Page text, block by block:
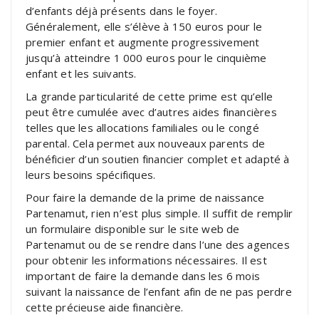
d’enfants déjà présents dans le foyer.
Généralement, elle s’élève à 150 euros pour le
premier enfant et augmente progressivement
jusqu’à atteindre 1 000 euros pour le cinquième
enfant et les suivants.
La grande particularité de cette prime est qu’elle
peut être cumulée avec d’autres aides financières
telles que les allocations familiales ou le congé
parental. Cela permet aux nouveaux parents de
bénéficier d’un soutien financier complet et adapté à
leurs besoins spécifiques.
Pour faire la demande de la prime de naissance
Partenamut, rien n’est plus simple. Il suffit de remplir
un formulaire disponible sur le site web de
Partenamut ou de se rendre dans l’une des agences
pour obtenir les informations nécessaires. Il est
important de faire la demande dans les 6 mois
suivant la naissance de l’enfant afin de ne pas perdre
cette précieuse aide financière.